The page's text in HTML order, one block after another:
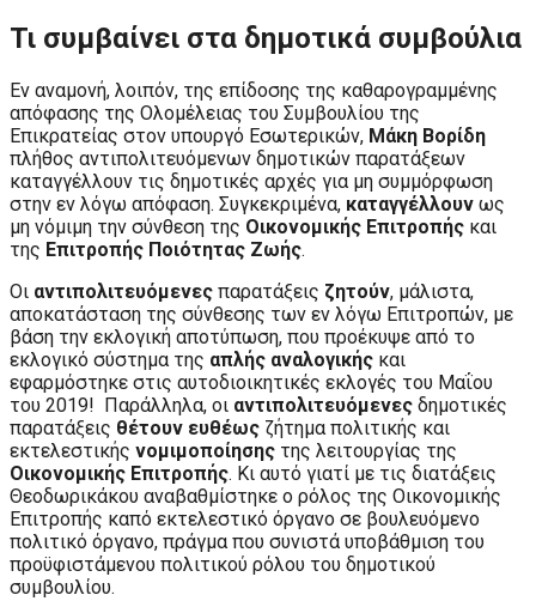
Τι συμβαίνει στα δημοτικά συμβούλια
Εν αναμονή, λοιπόν, της επίδοσης της καθαρογραμμένης
απόφασης της Ολομέλειας του Συμβουλίου της
Επικρατείας στον υπουργό Εσωτερικών, Μάκη Βορίδη
πλήθος αντιπολιτευόμενων δημοτικών παρατάξεων
καταγγέλλουν τις δημοτικές αρχές για μη συμμόρφωση
στην εν λόγω απόφαση. Συγκεκριμένα, καταγγέλλουν ως
μη νόμιμη την σύνθεση της Οικονομικής Επιτροπής και
της Επιτροπής Ποιότητας Ζωής.
Οι αντιπολιτευόμενες παρατάξεις ζητούν, μάλιστα,
αποκατάσταση της σύνθεσης των εν λόγω Επιτροπών, με
βάση την εκλογική αποτύπωση, που προέκυψε από το
εκλογικό σύστημα της απλής αναλογικής και
εφαρμόστηκε στις αυτοδιοικητικές εκλογές του Μαΐου
του 2019! Παράλληλα, οι αντιπολιτευόμενες δημοτικές
παρατάξεις θέτουν ευθέως ζήτημα πολιτικής και
εκτελεστικής νομιμοποίησης της λειτουργίας της
Οικονομικής Επιτροπής. Κι αυτό γιατί με τις διατάξεις
Θεοδωρικάκου αναβαθμίστηκε ο ρόλος της Οικονομικής
Επιτροπής καπό εκτελεστικό όργανο σε βουλευόμενο
πολιτικό όργανο, πράγμα που συνιστά υποβάθμιση του
προϋφιστάμενου πολιτικού ρόλου του δημοτικού
συμβουλίου.